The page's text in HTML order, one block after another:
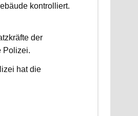
kontrolliert.
der
Polizei.
hat die